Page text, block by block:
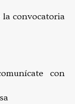
la convocatoria
con